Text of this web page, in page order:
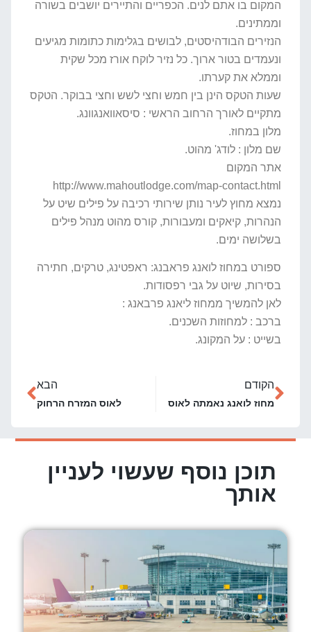
המקום בו אתם לנים. הכפריים והתיירים יושבים בשורה
וממתינים.
הנזירים הבודהיסטים, לבושים בגלימות כתומות מגיעים
ונעמדים בטור ארוך. כל נזיר לוקח אורז מכל שקית
וממלא את קערתו.
שעות הטקס הינן בין חמש וחצי לשש וחצי בבוקר. הטקס
מתקיים לאורך הרחוב הראשי : סיסאוואנגוונג.
מלון במחוז.
שם מלון : לודג' מהוט.
אתר המקום
http://www.mahoutlodge.com/map-contact.html
נמצא מחוץ לעיר נותן שירותי רכיבה על פילים שיט על
הנהרות, קיאקים ומעבורות, קורס מהוט מנהל פילים
בשלושה ימים.
ספורט במחוז לואנג פראבנג: ראפטינג, טרקים, חתירה
בסירות, שיוט על גבי רפסודות.
לאן להמשיך ממחוז ליאנג פרבאנג :
ברכב : למחוזות השכנים.
בשייט : על המקונג.
הקודם
מחוז לואנג נאמתה לאוס
הבא
לאוס המזרח הרחוק
תוכן נוסף שעשוי לעניין
אותך